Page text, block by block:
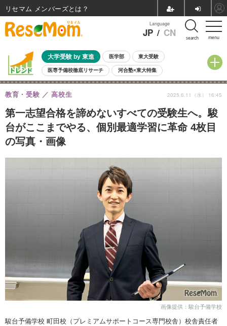
menu
Language
JP / CN search
大学受験 by 東進 医学部 東大受験
医専予備校徹底リサーチ 河合塾×東大特集
親子で考える大学選び 高校受験 中学受験 小学校受験
共通テスト 夏休み
8月開催イベント・WS 全国公立高校 過去問 人気記事
自由研究教材（小学生向け） 自由研究教材（中学生向け） ランキング
第一志望合格を諦めないすべての受験生へ。駿
台がここまでやる、個別最適学習に革命 4枚目
の写真・画像
教育・受験 高校生 2025.6.11（水） 16:45
画像提供：駿台予備学校
駿台予備学校 町田校（プレミアムサポートコース専門校舎）校舎責任者
リセマム メンバーズ